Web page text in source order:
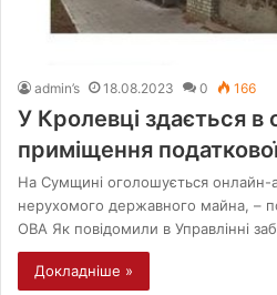
admin’s 18.08.2023 0 166
У Кролевці здається в
приміщення
На Сумщині оголошується онлайн-
нерухомого державного майна, –
ОВА Як повідомили в Управлінні
Докладніше »